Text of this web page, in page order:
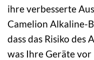
ihre verbesserte
Camelion Alkaline-
dass das Risiko des
was Ihre Geräte